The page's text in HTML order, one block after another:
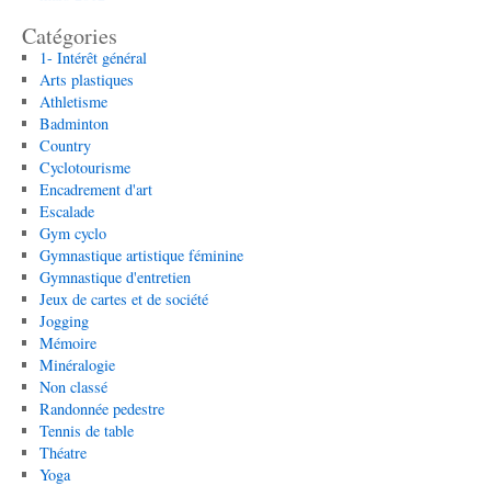
Catégories
1- Intérêt général
Arts plastiques
Athletisme
Badminton
Country
Cyclotourisme
Encadrement d'art
Escalade
Gym cyclo
Gymnastique artistique féminine
Gymnastique d'entretien
Jeux de cartes et de société
Jogging
Mémoire
Minéralogie
Non classé
Randonnée pedestre
Tennis de table
Théatre
Yoga